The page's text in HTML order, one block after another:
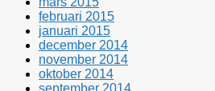
februari 2015
januari 2015
december 2014
november 2014
oktober 2014